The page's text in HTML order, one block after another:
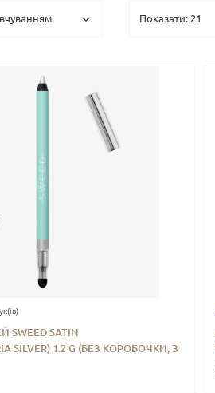
SATIN
SILVER) 1.2 G (БЕЗ КОРОБОЧКИ, З